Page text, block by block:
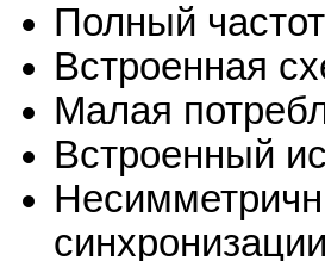
Полный
Встроенная
Малая
Встроенный
синхронизации